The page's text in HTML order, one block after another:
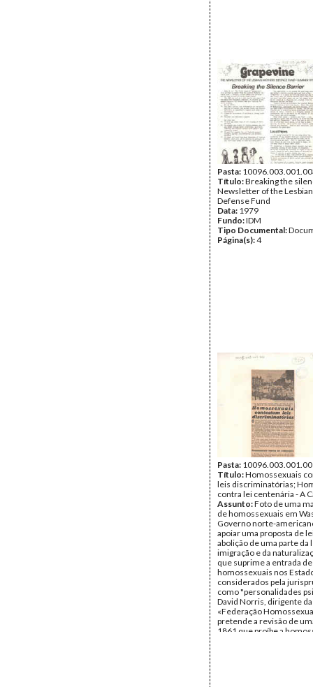
Pasta:
Título:Breaking the
Newsletter of the
Defense Fund
Data: 1979
Fundo:IDM
Tipo Documental:
Página(s):4
Pasta:
Título:Homossexuais
leis discriminatórias;
contra lei centenária - A
Assunto:Foto de uma
de homossexuais em
Governo norte-
apoiar uma proposta de
abolição de uma parte da
imigração e da
que suprime a entrada de
homossexuais nos
considerados pela
como "personalidades
David Norris, dirigente da
«Federação
pretende a revisão de
1861 que proíbe a